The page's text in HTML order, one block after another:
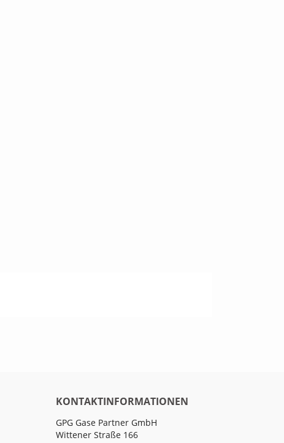
KONTAKTINFORMATIONEN
GPG Gase Partner GmbH
Wittener Straße 166